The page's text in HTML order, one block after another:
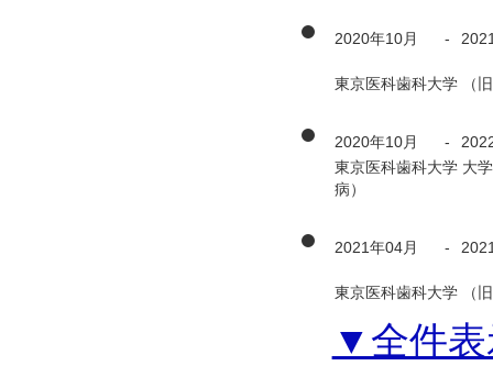
2020年10月 -
東京医科歯科大学 （
2020年10月 -
東京医科歯科大学 大
病）
2021年04月 -
東京医科歯科大学 （
▼全件表